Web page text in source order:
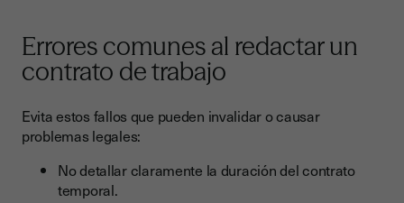
Errores comunes al redactar un
contrato de trabajo
Evita estos fallos que pueden invalidar o causar
problemas legales:
No detallar claramente la duración del contrato
temporal.